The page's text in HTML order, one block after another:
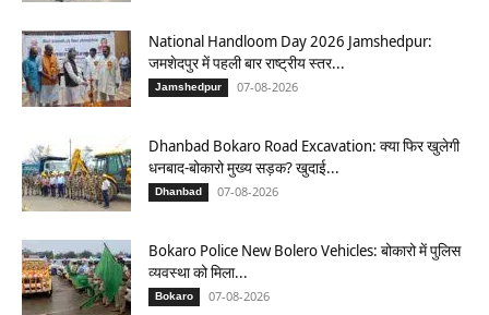
National Handloom Day 2026 Jamshedpur:
जमशेदपुर में पहली बार राष्ट्रीय स्तर...
Jamshedpur 07-08-2026
Dhanbad Bokaro Road Excavation: क्या फिर खुलेगी
धनबाद-बोकारो मुख्य सड़क? खुदाई...
Dhanbad 07-08-2026
Bokaro Police New Bolero Vehicles: बोकारो में पुलिस
व्यवस्था को मिला...
Bokaro 07-08-2026